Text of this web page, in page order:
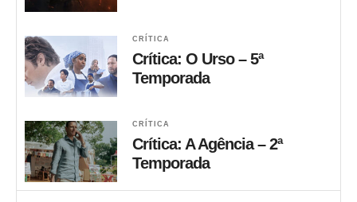
CRÍTICA
Crítica: O Urso – 5ª
Temporada
CRÍTICA
Crítica: A Agência – 2ª
Temporada